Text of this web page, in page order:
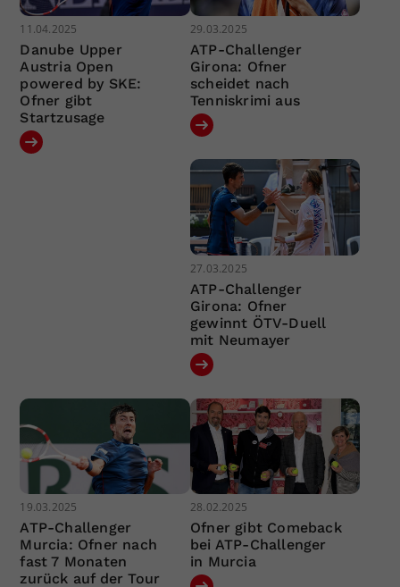
11.04.2025
Danube Upper
Austria Open
powered by SKE:
Ofner gibt
Startzusage
29.03.2025
ATP-Challenger
Girona: Ofner
scheidet nach
Tenniskrimi aus
27.03.2025
ATP-Challenger
Girona: Ofner
gewinnt ÖTV-Duell
mit Neumayer
19.03.2025
ATP-Challenger
Murcia: Ofner nach
fast 7 Monaten
zurück auf der Tour
28.02.2025
Ofner gibt Comeback
bei ATP-Challenger
in Murcia